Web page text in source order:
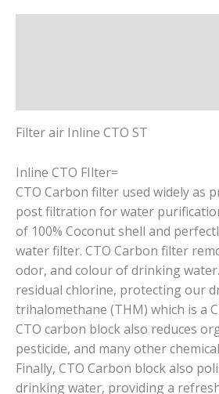
Filter air Inline CTO ST
Inline CTO FIlter=
CTO Carbon filter used widely as
post filtration for water
of 100% Coconut shell and
water filter. CTO Carbon filter
odor, and colour of drinking
residual chlorine, protecting our
trihalomethane (THM) which is a
CTO carbon block also reduces
pesticide, and many other
Finally, CTO Carbon block also
drinking water, providing a